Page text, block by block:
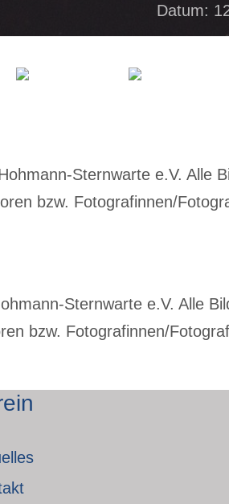
Datum:
Sternwarte e.V. Alle
bzw. Fotografinnen/
Sternwarte e.V. Alle
bzw. Fotografinnen/